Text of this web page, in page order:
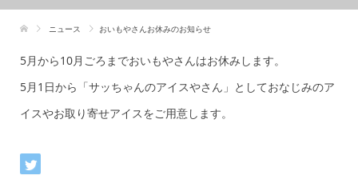
ニュース おいもやさんお休みのお知らせ
5月から10月ごろまでおいもやさんはお休みします。
5月1日から「サッちゃんのアイスやさん」としておなじみのア
イスやお取り寄せアイスをご用意します。